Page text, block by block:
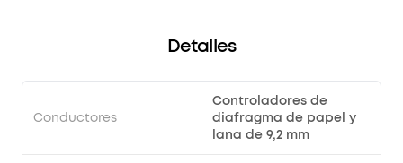
Detalles
Conductores
Controladores de
diafragma de papel y
lana de 9,2 mm